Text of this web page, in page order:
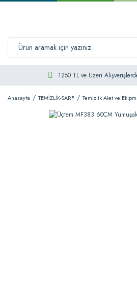
1250 TL ve Üzeri
Anasayfa TEMİZLİK-SARF Temizlik Alet ve